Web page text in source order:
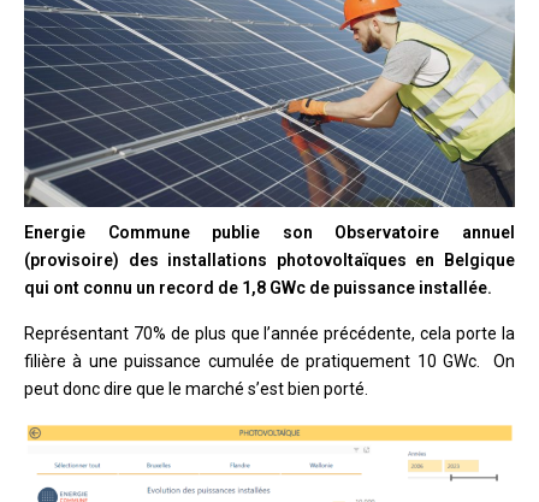
Energie Commune publie son Observatoire annuel
(provisoire) des installations photovoltaïques en Belgique
qui ont connu un record de 1,8 GWc de puissance installée.
Représentant 70% de plus que l’année précédente, cela porte la
filière à une puissance cumulée de pratiquement 10 GWc. On
peut donc dire que le marché s’est bien porté.